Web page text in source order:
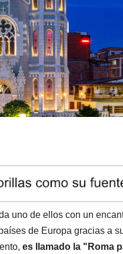
uno de ellos con un
de Europa gracias a
es llamado la "Roma